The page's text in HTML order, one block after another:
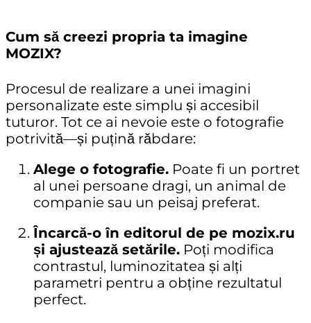
Cum să creezi propria ta imagine
MOZIX?
Procesul de realizare a unei imagini
personalizate este simplu și accesibil
tuturor. Tot ce ai nevoie este o fotografie
potrivită—și puțină răbdare:
Alege o fotografie. Poate fi un portret
al unei persoane dragi, un animal de
companie sau un peisaj preferat.
Încarcă-o în editorul de pe mozix.ru
și ajustează setările. Poți modifica
contrastul, luminozitatea și alți
parametri pentru a obține rezultatul
perfect.